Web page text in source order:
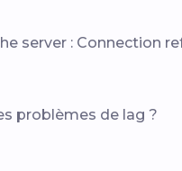
server : Connection
problèmes de lag ?